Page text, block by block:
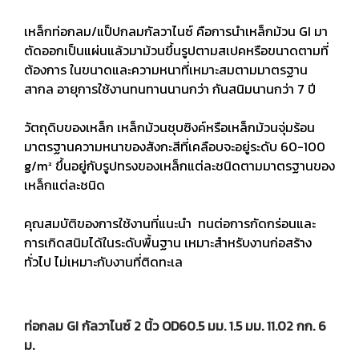
เหล็กท่อกลม/แป็ปกลมกัลวาไนซ์ คือการนำเหล็กม้วน GI มา
ตัดออกเป็นแผ่นแล้วมาม้วนขึ้นรูปตามสเปคหรือขนาดตามที่
ต้องการ ในขนาดและความหนาที่เหมาะสมตามมาตรฐาน
สากล อายุการใช้งานทนทานนานกว่า กันสนิมนานกว่า 7 ปี
วัตถุดิบของเหล็ก เหล็กม้วนชุบซิงค์หรือเหล็กม้วนจุ่มร้อน
มาตรฐานความหนาของสังกะสีที่เคลือบจะอยู่ระดับ 60-100
g/m² ขึ้นอยู่กับรูปทรงของเหล็กแต่ละชนิดตามมาตรฐานของ
เหล็กแต่ละชนิด
คุณสมบัติของการใช้งานที่แนะนำ ทนต่อการกัดกร่อนและ
การเกิดสนิมได้ในระดับพื้นฐาน เหมาะสำหรับงานก่อสร้าง
ทั่วไป ไม่เหมาะกับงานที่ติดทะเล
ท่อกลม GI กัลวาไนซ์ 2 นิ้ว OD60.5 มม. 1.5 มม. 11.02 กก. 6
ม.